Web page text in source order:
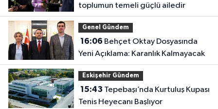
toplumun temeli güçlü ailedir
Genel Gündem
16:06
Yeni Açıklama: Karanlık Kalmayacak
Eskişehir Gündem
15:43
Tenis Heyecanı Başlıyor